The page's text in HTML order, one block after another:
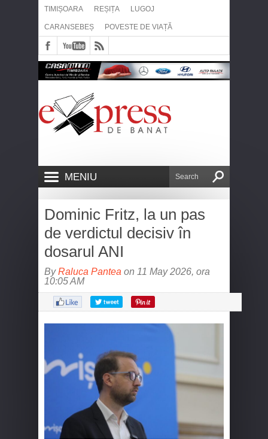
TIMIȘOARA REȘIȚA LUGOJ
CARANSEBEȘ POVESTE DE VIAȚĂ
MENIU
Dominic Fritz, la un pas
de verdictul decisiv în
dosarul ANI
ByRaluca Pantea on 11 May 2026, ora
10:05 AM